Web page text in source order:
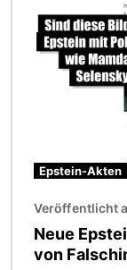
Epstein-Akten
Veröffentlicht
Neue
von